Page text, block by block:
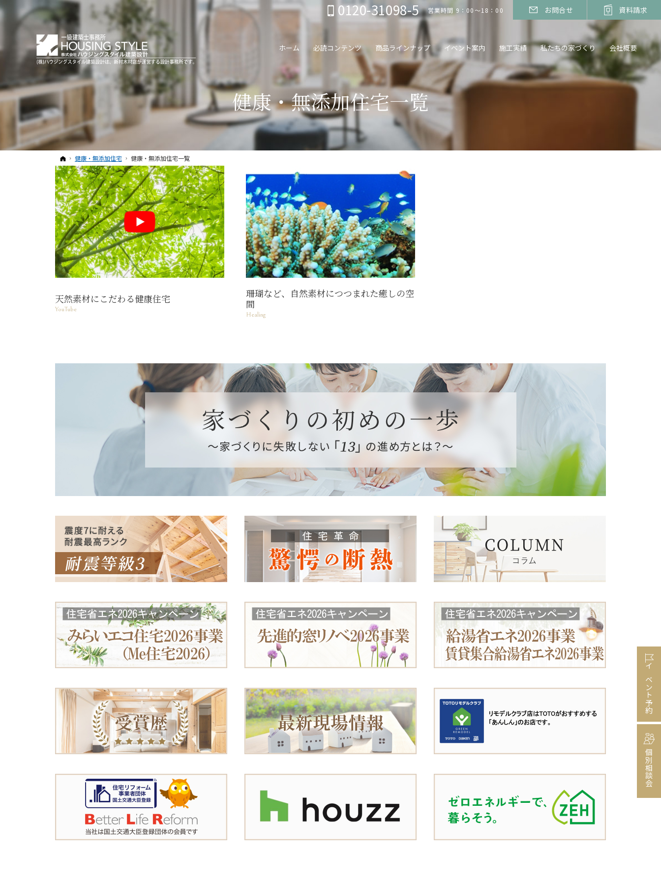
健康・無添加住宅一覧
ホーム
健康・無添加住宅 健康・無添加住宅一覧
天然素材にこだわる健康住宅
YouTube
珊瑚など、自然素材につつまれた癒しの空
間
Healing
ホーム 必読コンテンツ 商品ラインナップ イベント案内 施工実績 私たちの家づくり 会社概要
0120-31098-5 営業時間 9：00～18：00 お問合せ 資料請求
イベント予約
個別相談会